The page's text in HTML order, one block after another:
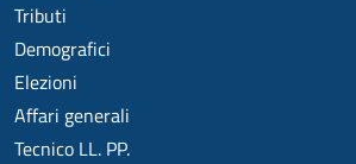
Tributi
Demografici
Elezioni
Affari generali
Tecnico LL. PP.